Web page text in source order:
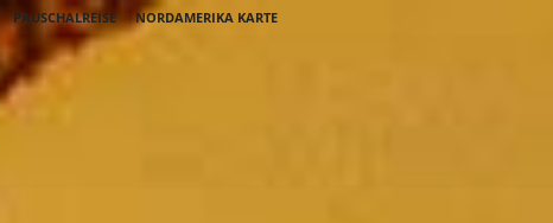
PAUSCHALREISE NORDAMERIKA KARTE